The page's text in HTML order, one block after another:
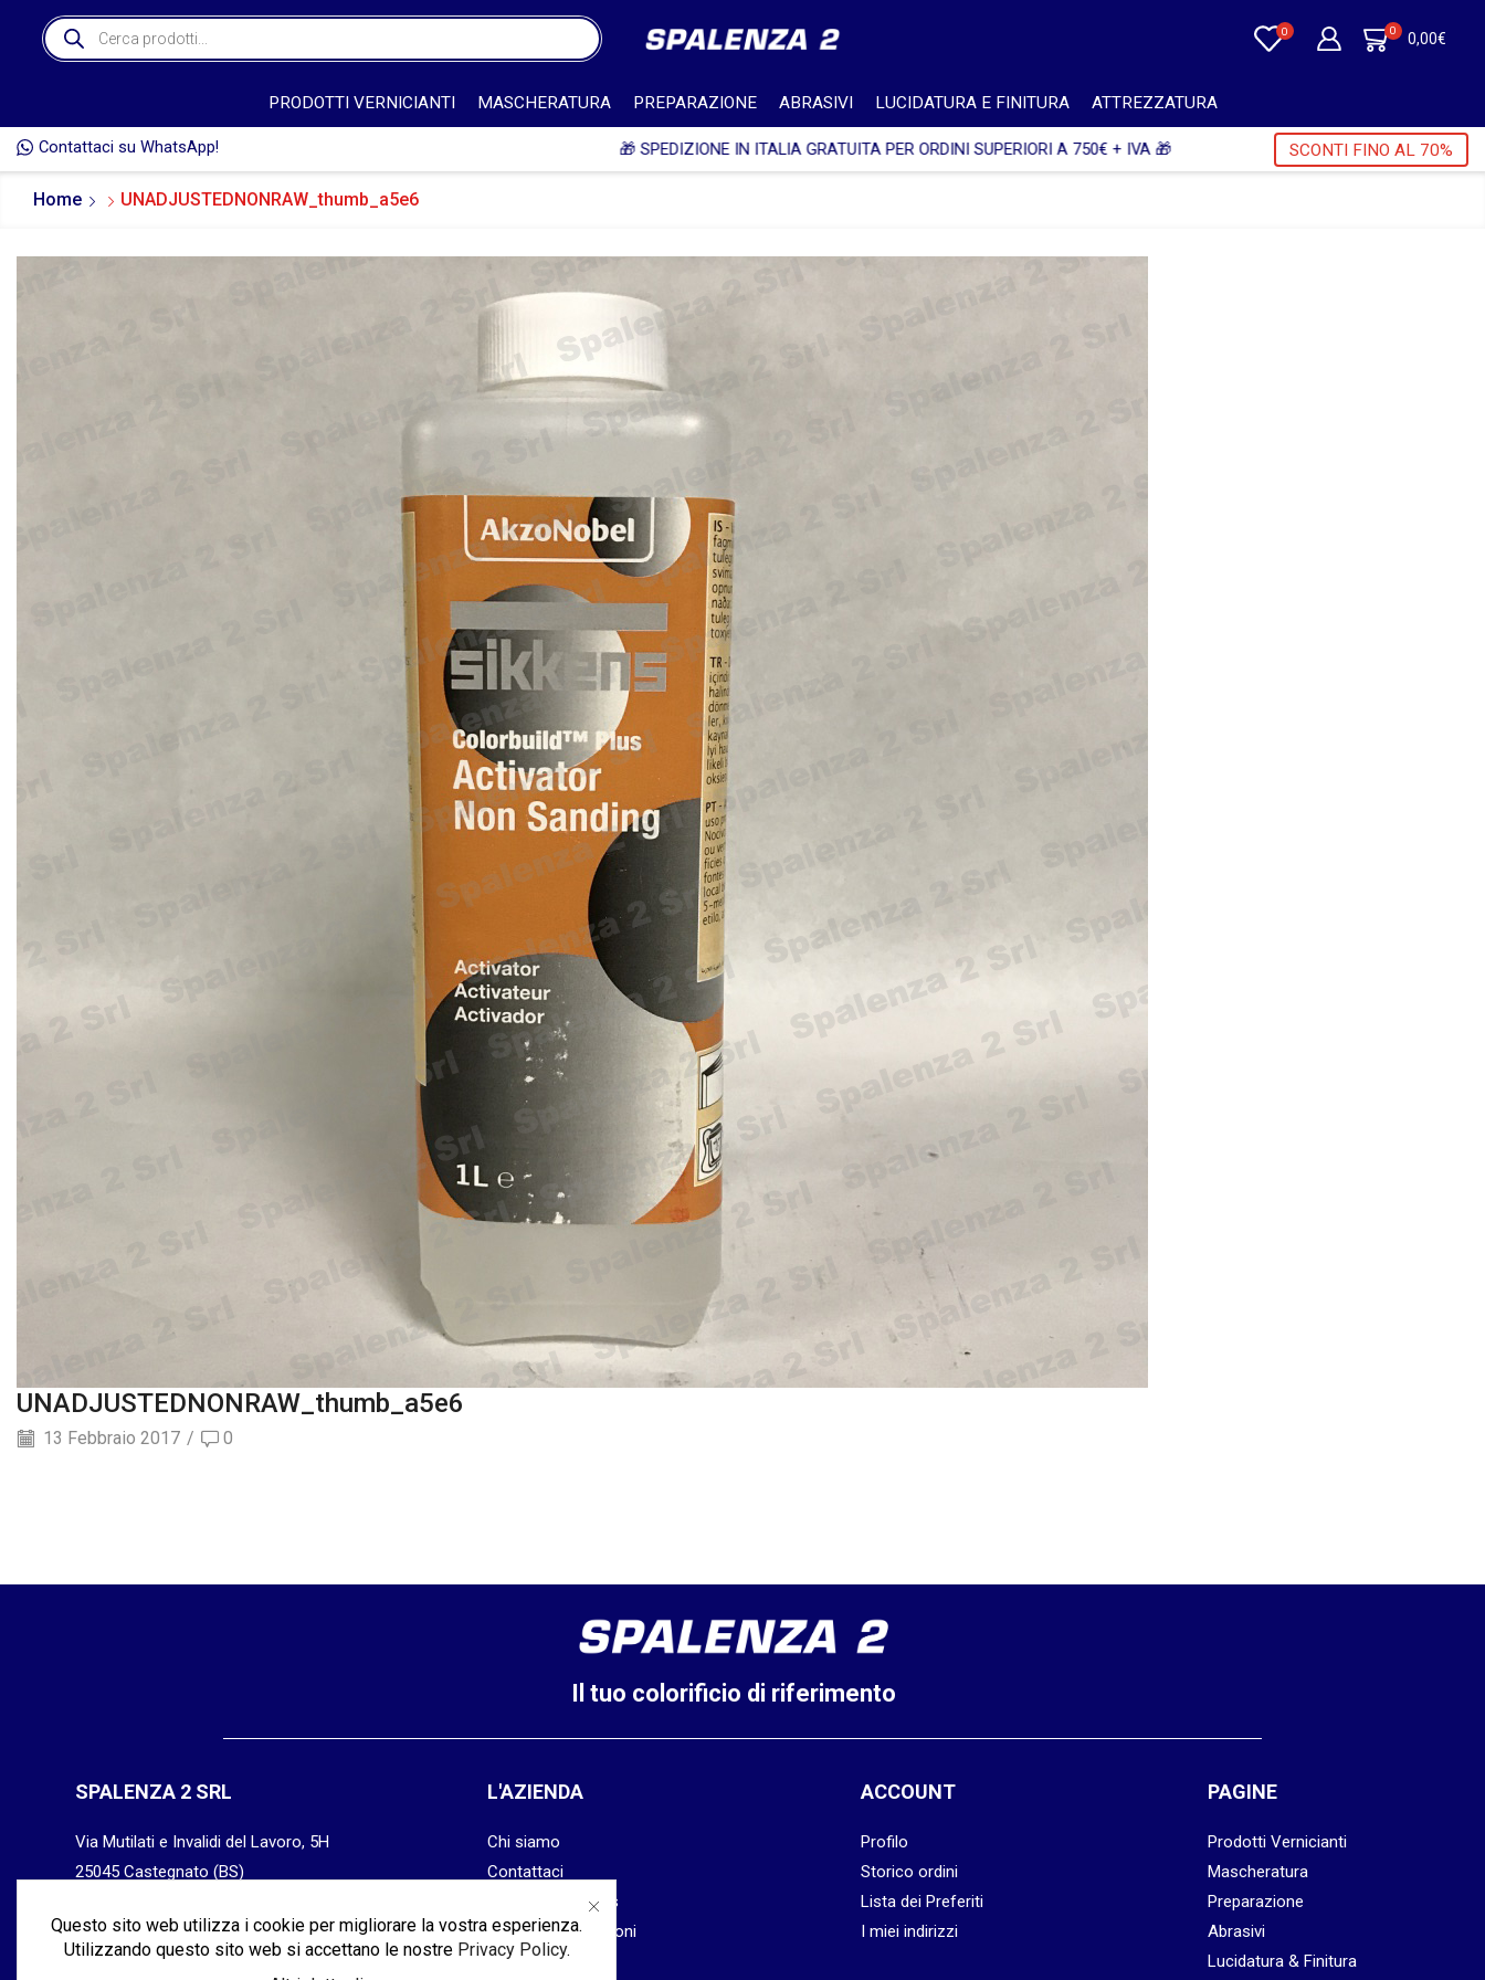
0 0 0,00€
PRODOTTI VERNICIANTI MASCHERATURA PREPARAZIONE ABRASIVI LUCIDATURA E FINITURA ATTREZZATURA
Contattaci su WhatsApp! 🎁 SPEDIZIONE IN ITALIA GRATUITA PER ORDINI SUPERIORI A 750€ + IVA 🎁 SCONTI FINO AL 70%
Home UNADJUSTEDNONRAW_thumb_a5e6
UNADJUSTEDNONRAW_thumb_a5e6
13 Febbraio 2017 / 0
Il tuo colorificio di riferimento
SPALENZA 2 SRL
Via Mutilati e Invalidi del Lavoro, 5H
25045 Castegnato (BS)
SDI: M5UXCR1
L'AZIENDA
Chi siamo
Contattaci
Privacy & Cookies
Termini & Condizioni
ACCOUNT
Profilo
Storico ordini
Lista dei Preferiti
I miei indirizzi
PAGINE
Prodotti Vernicianti
Mascheratura
Preparazione
Abrasivi
Lucidatura & Finitura
Questo sito web utilizza i cookie per migliorare la vostra esperienza.
Utilizzando questo sito web si accettano le nostre Privacy Policy.